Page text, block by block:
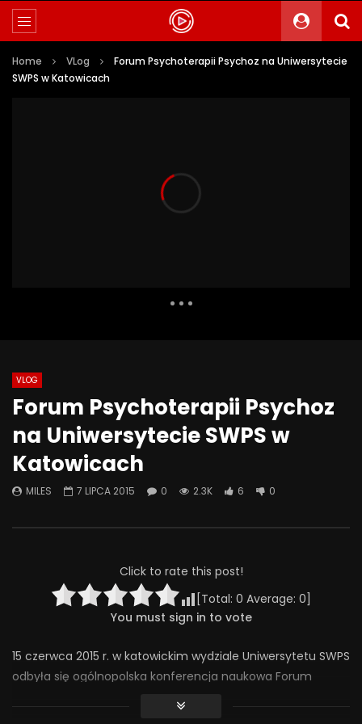
Home VLog
Forum Psychoterapii Psychoz na Uniwersytecie
SWPS w Katowicach
Psychoterapia czy farmakoterapia
– co wybiera PSYCHIATRA? | Misja
Psychiatria #127
19 SIERPNIA 2025
0
453 18
Znaczenie obecności
zaangażowania ojca
27 CZERWCA 2025
VLOG
Forum Psychoterapii Psychoz
na Uniwersytecie SWPS w
Katowicach
MILES 7 LIPCA 2015 0 2.3K 6 0
Click to rate this post!
[Total: 0 Average: 0]
You must sign in to vote
15 czerwca 2015 r. w katowickim wydziale Uniwersytetu SWPS
odbyła się ogólnopolska konferencja naukowa Forum